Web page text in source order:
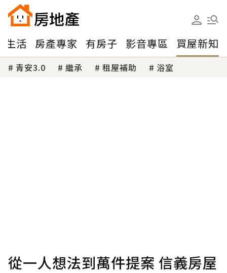
生活 房產專家 有房子 影音專區 買屋新知
青安3.0 繼承 租屋補助 浴室
從一人想法到萬件提案 信義房屋